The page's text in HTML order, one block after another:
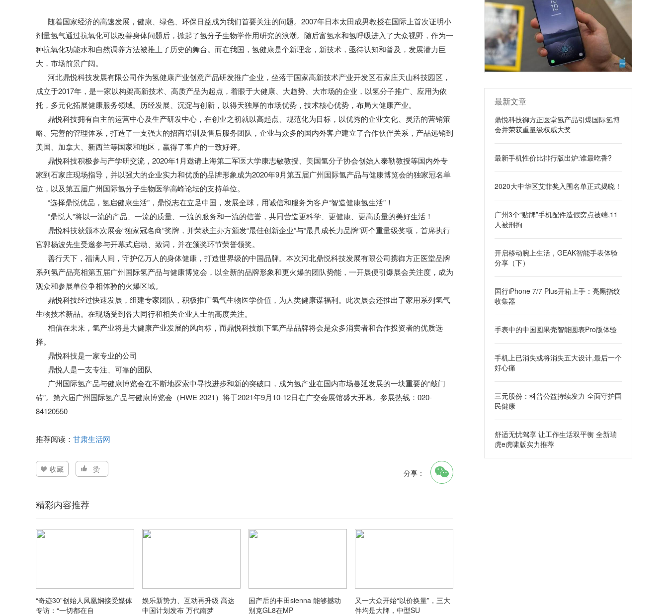
随着国家经济的高速发展，健康、绿色、环保日益成为我们首要关注的问题。2007年日本太田成男教授在国际上首次证明小
剂量氢气通过抗氧化可以改善身体问题后，掀起了氢分子生物学作用研究的浪潮。随后富氢水和氢呼吸进入了大众视野，作为一
种抗氧化功能水和自然调养方法被推上了历史的舞台。而在我国，氢健康是个新理念，新技术，亟待认知和普及，发展潜力巨
大，市场前景广阔。
河北鼎悦科技发展有限公司作为氢健康产业创意产品研发推广企业，坐落于国家高新技术产业开发区石家庄天山科技园区，
成立于2017年，是一家以构架高新技术、高质产品为起点，着眼于大健康、大趋势、大市场的企业，以氢分子推广、应用为依
托，多元化拓展健康服务领域。历经发展、沉淀与创新，以得天独厚的市场优势，技术核心优势，布局大健康产业。
鼎悦科技拥有自主的运营中心及生产研发中心，在创业之初就以高起点、规范化为目标，以优秀的企业文化、灵活的营销策
略、完善的管理体系，打造了一支强大的招商培训及售后服务团队，企业与众多的国内外客户建立了合作伙伴关系，产品远销到
美国、加拿大、新西兰等国家和地区，赢得了客户的一致好评。
鼎悦科技积极参与产学研交流，2020年1月邀请上海第二军医大学康志敏教授、美国氢分子协会创始人泰勒教授等国内外专
家到石家庄现场指导，并以强大的企业实力和优质的品牌形象成为2020年9月第五届广州国际氢产品与健康博览会的独家冠名单
位，以及第五届广州国际氢分子生物医学高峰论坛的支持单位。
“选择鼎悦优品，氢启健康生活”，鼎悦志在立足中国，发展全球，用诚信和服务为客户“智造健康氢生活”！
“鼎悦人”将以一流的产品、一流的质量、一流的服务和一流的信誉，共同营造更科学、更健康、更高质量的美好生活！
鼎悦科技获颁本次展会“独家冠名商”奖牌，并荣获主办方颁发“最佳创新企业”与“最具成长力品牌”两个重量级奖项，首席执行
官郭杨波先生受邀参与开幕式启动、致词，并在颁奖环节荣誉领奖。
善行天下，福满人间，守护亿万人的身体健康，打造世界级的中国品牌。本次河北鼎悦科技发展有限公司携御方正医堂品牌
系列氢产品亮相第五届广州国际氢产品与健康博览会，以全新的品牌形象和更火爆的团队势能，一开展便引爆展会关注度，成为
观众和参展单位争相体验的火爆区域。
鼎悦科技经过快速发展，组建专家团队，积极推广氢气生物医学价值，为人类健康谋福利。此次展会还推出了家用系列氢气
生物技术新品。在现场受到各大同行和相关企业人士的高度关注。
相信在未来，氢产业将是大健康产业发展的风向标，而鼎悦科技旗下氢产品品牌将会是众多消费者和合作投资者的优质选
择。
鼎悦科技是一家专业的公司
鼎悦人是一支专注、可靠的团队
广州国际氢产品与健康博览会在不断地探索中寻找进步和新的突破口，成为氢产业在国内市场蔓延发展的一块重要的“敲门
砖”。第六届广州国际氢产品与健康博览会（HWE 2021）将于2021年9月10-12日在广交会展馆盛大开幕。参展热线：020-
84120550
推荐阅读： 甘肃生活网
收藏 赞 分享：
精彩内容推荐
“奇迹30”创始人凤凰娴接受媒体
专访：“一切都在自
娱乐新势力、互动再升级 高达
中国计划发布 万代南梦
国产后的丰田sienna 能够撼动
别克GL8在MP
又一大众开始“以价换量”，三大
件均是大牌，中型SU
最新文章
鼎悦科技御方正医堂氢产品引爆国际氢博
会并荣获重量级权威大奖
最新手机性价比排行版出炉:谁最吃香?
2020大中华区艾菲奖入围名单正式揭晓！
广州3个“贴牌”手机配件造假窝点被端,11
人被刑拘
开启移动腕上生活，GEAK智能手表体验
分享（下）
国行iPhone 7/7 Plus开箱上手：亮黑指纹
收集器
手表中的中国圆果壳智能圆表Pro版体验
手机上已消失或将消失五大设计,最后一个
好心痛
三元股份：科普公益持续发力 全面守护国
民健康
舒适无忧驾享 让工作生活双平衡 全新瑞
虎e虎啸版实力推荐